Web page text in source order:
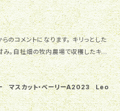
だ輝
ト。 グラスを回すとキラキラとした赤
が現れ、時間の経過による美しい色調
れます。 粘性は中程度で、落ち着きと
と樽が調和したエレガ
味に、穏やかなバニラのような樽香が
っぱいに広がります。 スワリングする
のニュアンスが現れ、さらに乳製品や
じます。 ［南国フルーツの甘
り］ バナナや洋ナシのよう
が第一印象。 リンゴの蜜のような凝縮
奥にスッキリとした柑橘系の香りとク
花を想わせるさわやかな香りが感じら
ングするとより複雑な香りの広がりが楽
味わいが口全体に広がります。 完熟リ
が連日続きます。7月、8月と雨が少な
受けないまま収穫することができまし
使って丁寧な選別を行って仕込みまし
な香りを出すために、低温で果実を浸
させました。かい入れだけで果皮から
す作業を続け、伝統的なバスケットプレ
し、その後、フレンチオークで10ヶ月
、最低限の濾過をして瓶詰しました。
な中、都農ワインでは試行錯誤を繰り
を開発しました。それがキャンブルス
。品種本来の凝縮した香り・程よいタンニ
飲み口で、ガス圧を充填した上品な味
ティングコメント ［落
体に少しオレンジのニュ
るクリアなガーネットの色調です。少
調ですが、グラスの底から立ち上がる細
ツラツとした爽やかな印象もうかがえ
メントになります。 キリっとした
み。自社畑の牧内農場で収穫したキャ
マスカット・ベーリーA2023 Leo